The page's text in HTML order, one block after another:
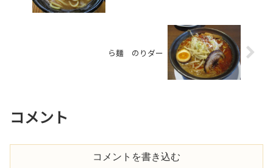
ら麺 のりダー
コメント
コメントを書き込む